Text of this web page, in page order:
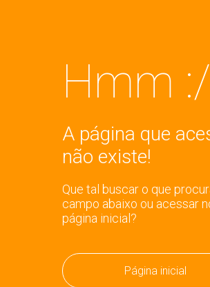
Hmm :/
A página que
não existe!
Que tal buscar o que
campo abaixo ou acessar
página inicial?
Página inicial